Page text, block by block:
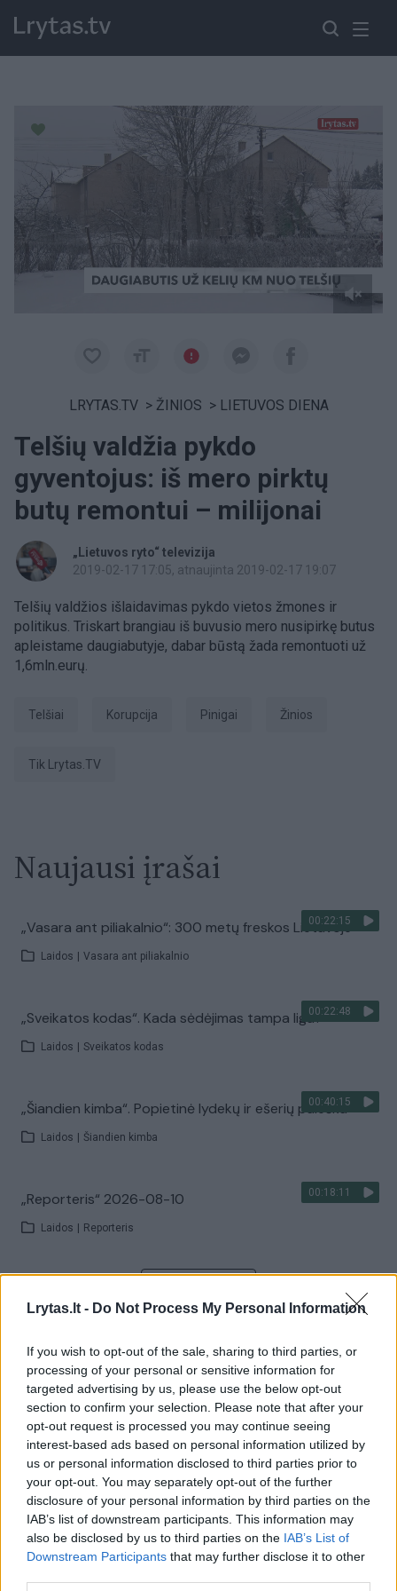
Lrytas.lt - Do Not Process My Personal Information
If you wish to opt-out of the sale, sharing to third parties, or
processing of your personal or sensitive information for
targeted advertising by us, please use the below opt-out
section to confirm your selection. Please note that after your
opt-out request is processed you may continue seeing
interest-based ads based on personal information utilized by
us or personal information disclosed to third parties prior to
your opt-out. You may separately opt-out of the further
disclosure of your personal information by third parties on the
IAB’s list of downstream participants. This information may
also be disclosed by us to third parties on the IAB’s List of
Downstream Participants that may further disclose it to other
Paremkite Ukrainą
LRYTAS.TV > ŽINIOS > LIETUVOS DIENA
Telšių valdžia pykdo
gyventojus: iš mero pirktų
butų remontui – milijonai
„Lietuvos ryto“ televizija
2019-02-17 17:05, atnaujinta 2019-02-17 19:07
Telšių valdžios išlaidavimas pykdo vietos žmones ir
politikus. Triskart brangiau iš buvusio mero nusipirkę butus
apleistame daugiabutyje, dabar būstą žada remontuoti už
1,6mln.eurų.
Telšiai Korupcija Pinigai Žinios
tik Lrytas.TV
Naujausi įrašai
00:22:15
„Vasara ant piliakalnio“: 300 metų freskos Lietuvoje
Laidos Vasara ant piliakalnio
00:22:48
„Sveikatos kodas“. Kada sėdėjimas tampa liga?
Laidos Sveikatos kodas
00:40:15
„Šiandien kimba“. Popietinė lydekų ir ešerių paieška
Laidos Šiandien kimba
00:18:11
„Reporteris“ 2026-08-10
Laidos Reporteris
Žiūrimiausi įrašai
00:00:30
Vaizdai iš tragiškos avarijos Vilniaus r.: dviejų moterų ir
vaiko gyvybių išgelbėti nepavyko
Žinios | Lietuvos diena
00:00:57
Savaitės vidurys nusimato karštas: temperatūra kils iki
32 laipsnių šilumos